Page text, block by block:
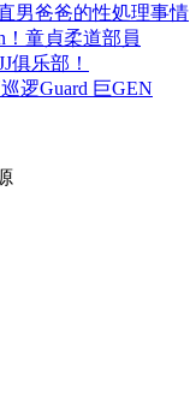
男爸爸的性処理事情
！童貞柔道部員
俱乐部！
逻Guard 巨GEN